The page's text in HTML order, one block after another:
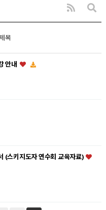
목
안내
(스키지도자 연수회 교육자료)